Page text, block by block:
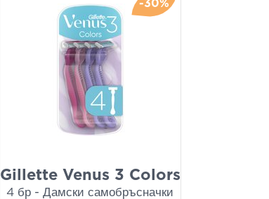
-30%
Gillette Venus 3 Colors
4 бр - Дамски самобръсначки